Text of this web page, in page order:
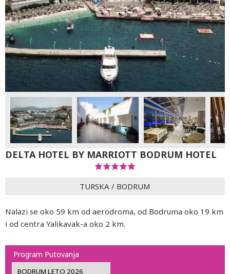
DELTA HOTEL BY MARRIOTT BODRUM HOTEL
TURSKA / BODRUM
Nalazi se oko 59 km od aerodroma, od Bodruma oko 19 km
i od centra Yalikavak-a oko 2 km.
Program Putovanja